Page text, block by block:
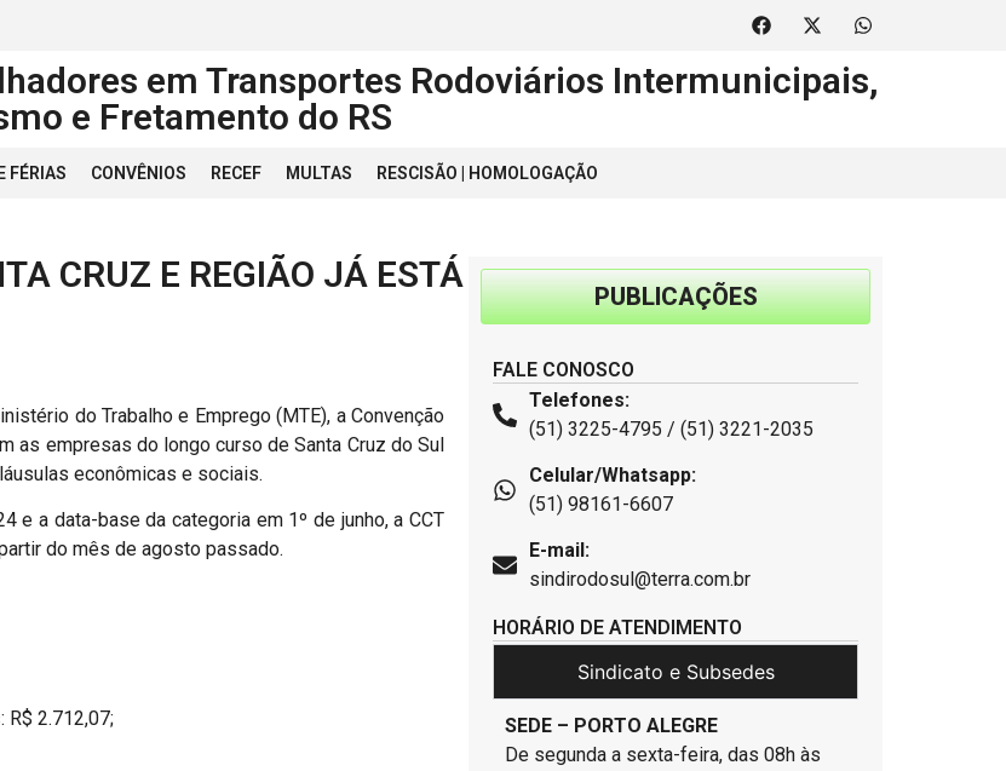
em Transportes Rodoviários Intermunicipais,
e Fretamento do RS
FÉRIAS CONVÊNIOS RECEF MULTAS RESCISÃO | HOMOLOGAÇÃO
CRUZ E REGIÃO JÁ ESTÁ
do Trabalho e Emprego (MTE), a Convenção
as empresas do longo curso de Santa Cruz do Sul
econômicas e sociais.
e a data-base da categoria em 1º de junho, a CCT
do mês de agosto passado.
2.712,07;
PUBLICAÇÕES
FALE CONOSCO
Telefones:
(51) 3225-4795 / (51) 3221-2035
Celular/Whatsapp:
(51) 98161-6607
E-mail:
sindirodosul@terra.com.br
HORÁRIO DE ATENDIMENTO
Sindicato e Subsedes
SEDE – PORTO ALEGRE
De segunda a sexta-feira, das 08h às